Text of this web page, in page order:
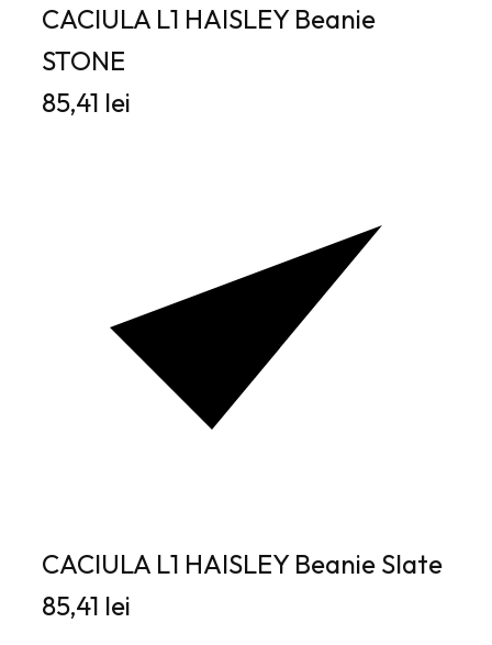
CACIULA L1 HAISLEY Beanie
STONE
85,41 lei
CACIULA L1 HAISLEY Beanie Slate
85,41 lei